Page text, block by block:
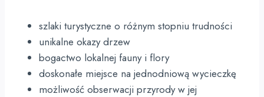
szlaki turystyczne o różnym stopniu trudności
unikalne okazy drzew
bogactwo lokalnej fauny i flory
doskonałe miejsce na jednodniową wycieczkę
możliwość obserwacji przyrody w jej